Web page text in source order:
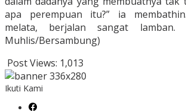
apa perempuan itu?” ia
melata, berjalan sangat lamban.
Muhlis/Bersambung)
Post Views: 1,013
Ikuti Kami